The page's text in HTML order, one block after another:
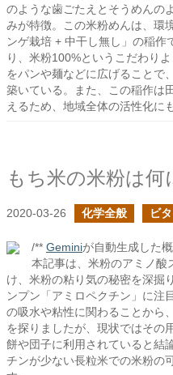
のような歯ごたえとそうめんの
みが特徴。この米粉めんは、環
ンゲ栽培 + 中干し無し」の稲作
り、米粉100%というこだわり
をパンや麺などに広げることで
築いている。また、この稲作は
えるため、地域全体の活性化に
もち米の米粉は何
2020-03-26 化学全般 ビ
/** Geminiが自動生成した
本記事は、米粉のアミノ酸
け、米粉の粘り気の秘密を深掘
ンプン「アミロペクチン」に注
の吸水や粘性に関わることから
を探りましたが、現状ではその
餅や団子に利用されていると結
チンが少ない長粒米での米粉の